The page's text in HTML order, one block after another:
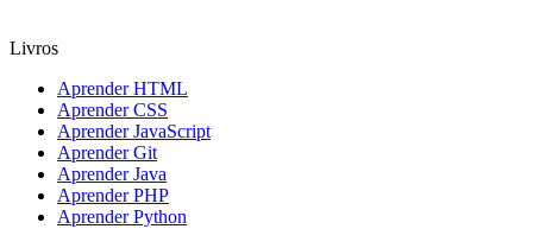
Livros
Aprender HTML
Aprender CSS
Aprender JavaScript
Aprender Git
Aprender Java
Aprender PHP
Aprender Python